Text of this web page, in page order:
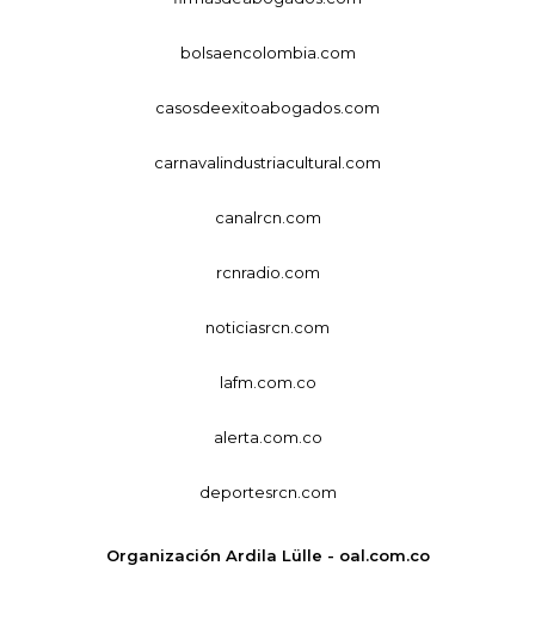
bolsaencolombia.com
casosdeexitoabogados.com
carnavalindustriacultural.com
canalrcn.com
rcnradio.com
noticiasrcn.com
lafm.com.co
alerta.com.co
deportesrcn.com
Organización Ardila Lülle - oal.com.co